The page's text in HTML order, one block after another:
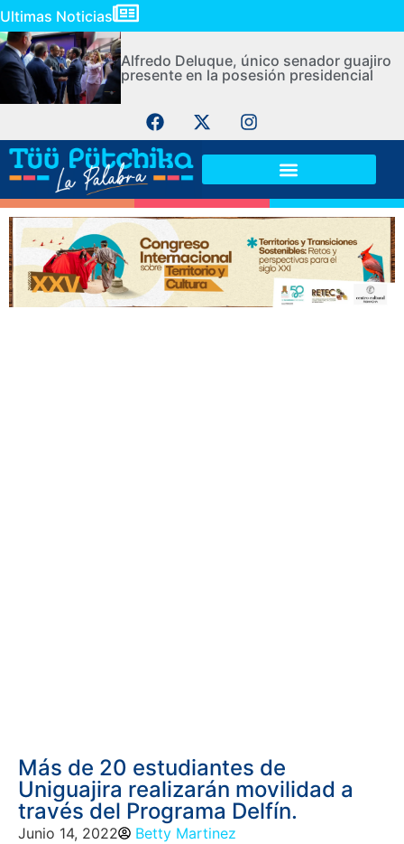
Ultimas Noticias
Alfredo Deluque, único senador guajiro
presente en la posesión presidencial
Más de 20 estudiantes de
Uniguajira realizarán movilidad a
través del Programa Delfín.
Junio 14, 2022
Betty Martinez